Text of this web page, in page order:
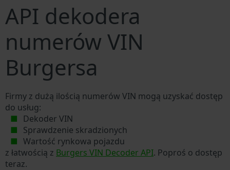
API dekodera
numerów VIN
Burgersa
Firmy z dużą ilością numerów VIN mogą uzyskać dostęp
do usług:
Dekoder VIN
Sprawdzenie skradzionych
Wartość rynkowa pojazdu
z łatwością z Burgers VIN Decoder API. Poproś o dostęp
teraz.